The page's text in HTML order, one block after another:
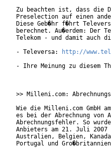
Zu beachten ist, dass die
Preselection auf einen
Diese Geb�hr f�hrt
berechnet. Au�erdem: Der
Telekom - und damit auch
- Televersa:
http://
- Ihre Meinung zu diesem
>> Milleni.com:
Wie die Milleni.com GmbH
es bei der Abrechnung von
Abrechnungsfehler. So
Anbieters am 21. Juli
Australien, Belgien,
Portugal und